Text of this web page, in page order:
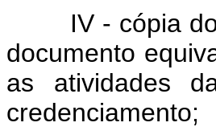
IV - cópia do
documento
as atividades
credenciamento;